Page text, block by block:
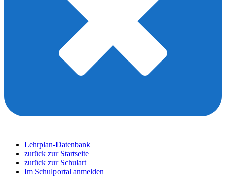
Lehrplan-Datenbank
zurück zur Startseite
zurück zur Schulart
Im Schulportal anmelden